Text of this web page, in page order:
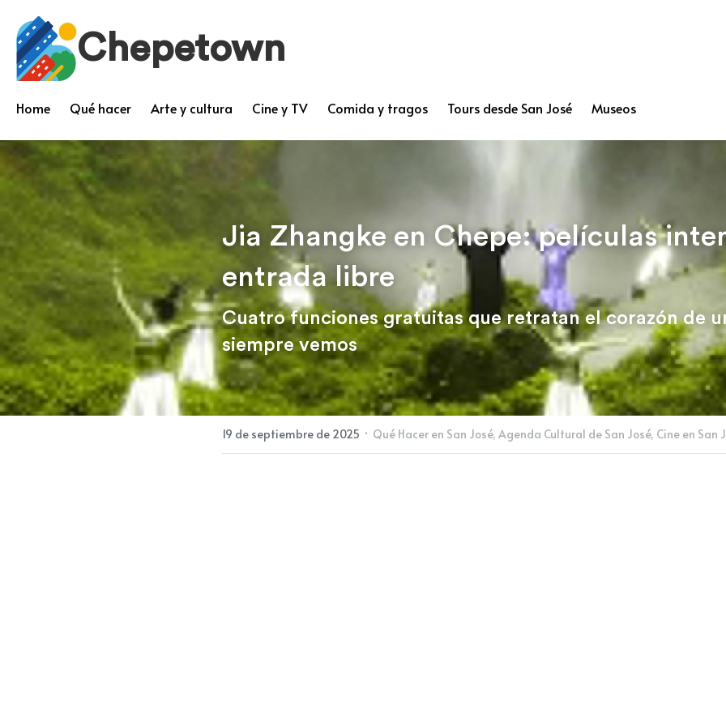
Chepetown
Home Qué hacer Arte y cultura Cine y TV Comida y tragos Tours desde San José Museos
Jia Zhangke en Chepe: películas
entrada libre
Cuatro funciones gratuitas que retratan el corazón de
siempre vemos
19 de septiembre de 2025 · Qué Hacer en San José, Agenda Cultural de San José, Cine en San